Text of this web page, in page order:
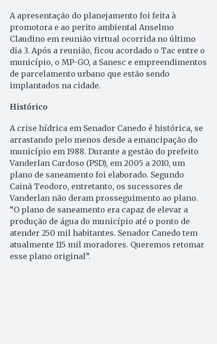
A apresentação do planejamento foi feita à
promotora e ao perito ambiental Anselmo
Claudino em reunião virtual ocorrida no último
dia 3. Após a reunião, ficou acordado o Tac entre o
município, o MP-GO, a Sanesc e empreendimentos
de parcelamento urbano que estão sendo
implantados na cidade.
Histórico
A crise hídrica em Senador Canedo é histórica, se
arrastando pelo menos desde a emancipação do
município em 1988. Durante a gestão do prefeito
Vanderlan Cardoso (PSD), em 2005 a 2010, um
plano de saneamento foi elaborado. Segundo
Cainã Teodoro, entretanto, os sucessores de
Vanderlan não deram prosseguimento ao plano.
“O plano de saneamento era capaz de elevar a
produção de água do município até o ponto de
atender 250 mil habitantes. Senador Canedo tem
atualmente 115 mil moradores. Queremos retomar
esse plano original”.